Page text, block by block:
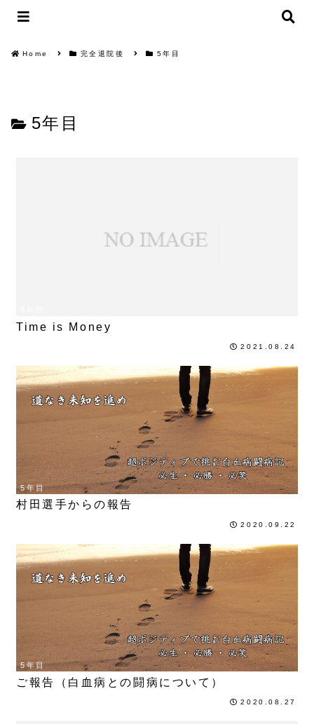
Home 完全退院後 5年目
5年目
Time is Money
2021.08.24
5年目
村田選手からの報告
2020.09.22
5年目
ご報告（白血病との闘病について）
2020.08.27